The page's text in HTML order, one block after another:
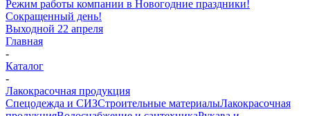
Режим работы компании в Новогодние праздники!
Сокращенный день!
Выходной 22 апреля
Главная
-
Каталог
-
Лакокрасочная продукция
Спецодежда и СИЗСтроительные материалыЛакокрасочная